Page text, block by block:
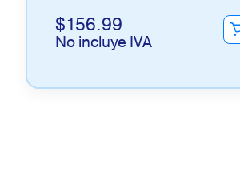
$156.99
No incluye IVA